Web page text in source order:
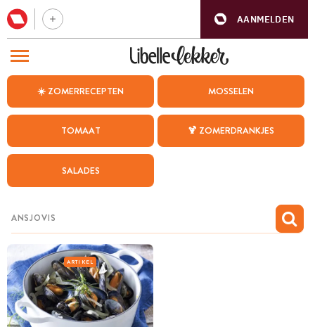
AANMELDEN
☀️ ZOMERRECEPTEN MOSSELEN
TOMAAT 🍹 ZOMERDRANKJES
SALADES
ARTIKEL
BEZOEK ONZE ANDERE WEBSITES
WEEKMENU
CHAT MET MAIA
MIJN BEWAARDE RECEPTEN